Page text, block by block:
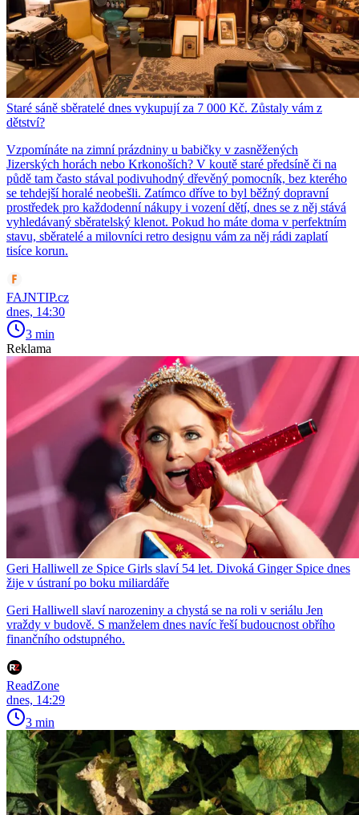
Staré sáně sběratelé dnes vykupují za 7 000 Kč. Zůstaly vám z
dětství?
Vzpomínáte na zimní prázdniny u babičky v zasněžených
Jizerských horách nebo Krkonoších? V koutě staré předsíně či na
půdě tam často stával podivuhodný dřevěný pomocník, bez kterého
se tehdejší horalé neobešli. Zatímco dříve to byl běžný dopravní
prostředek pro každodenní nákupy i vození dětí, dnes se z něj stává
vyhledávaný sběratelský klenot. Pokud ho máte doma v perfektním
stavu, sběratelé a milovníci retro designu vám za něj rádi zaplatí
tisíce korun.
FAJNTIP.cz
dnes, 14:30
3 min
Reklama
Geri Halliwell ze Spice Girls slaví 54 let. Divoká Ginger Spice dnes
žije v ústraní po boku miliardáře
Geri Halliwell slaví narozeniny a chystá se na roli v seriálu Jen
vraždy v budově. S manželem dnes navíc řeší budoucnost obřího
finančního odstupného.
ReadZone
dnes, 14:29
3 min